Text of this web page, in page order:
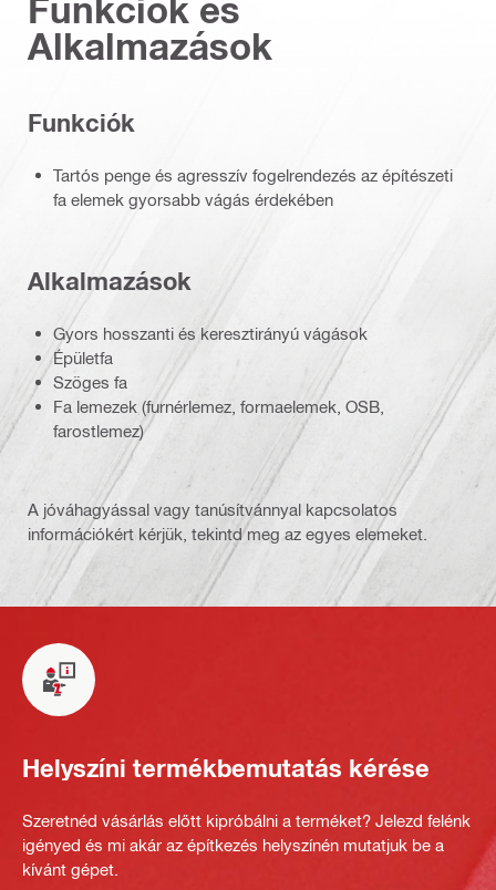
Funkciók és
Alkalmazások
Funkciók
Tartós penge és agresszív fogelrendezés az építészeti
fa elemek gyorsabb vágás érdekében
Alkalmazások
Gyors hosszanti és keresztirányú vágások
Épületfa
Szöges fa
Fa lemezek (furnérlemez, formaelemek, OSB,
farostlemez)
A jóváhagyással vagy tanúsítvánnyal kapcsolatos
információkért kérjük, tekintd meg az egyes elemeket.
Helyszíni termékbemutatás kérése
Szeretnéd vásárlás előtt kipróbálni a terméket? Jelezd felénk
igényed és mi akár az építkezés helyszínén mutatjuk be a
kívánt gépet.